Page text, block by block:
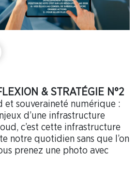
& STRATÉGIE N°2
et souveraineté numérique :
d’une infrastructure
c’est cette infrastructure
notre quotidien sans que l’on
prenez une photo avec